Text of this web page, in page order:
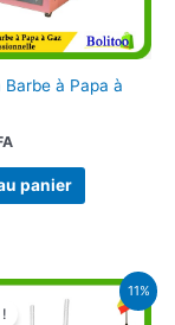
Barbe à Papa à
panier
11%
Le
prix
Le
prix